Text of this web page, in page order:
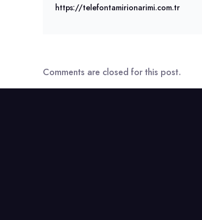
https://telefontamirionarimi.com.tr
Comments are closed for this post.